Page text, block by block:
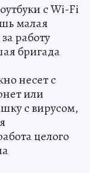
с Wi-Fi
малая
работу
бригада
несет с
или
с вирусом,
целого